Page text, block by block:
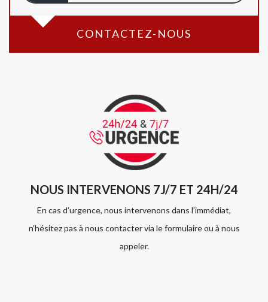
CONTACTEZ-NOUS
NOUS INTERVENONS 7J/7 ET 24H/24
En cas d’urgence, nous intervenons dans l’immédiat,
n’hésitez pas à nous contacter via le formulaire ou à nous
appeler.